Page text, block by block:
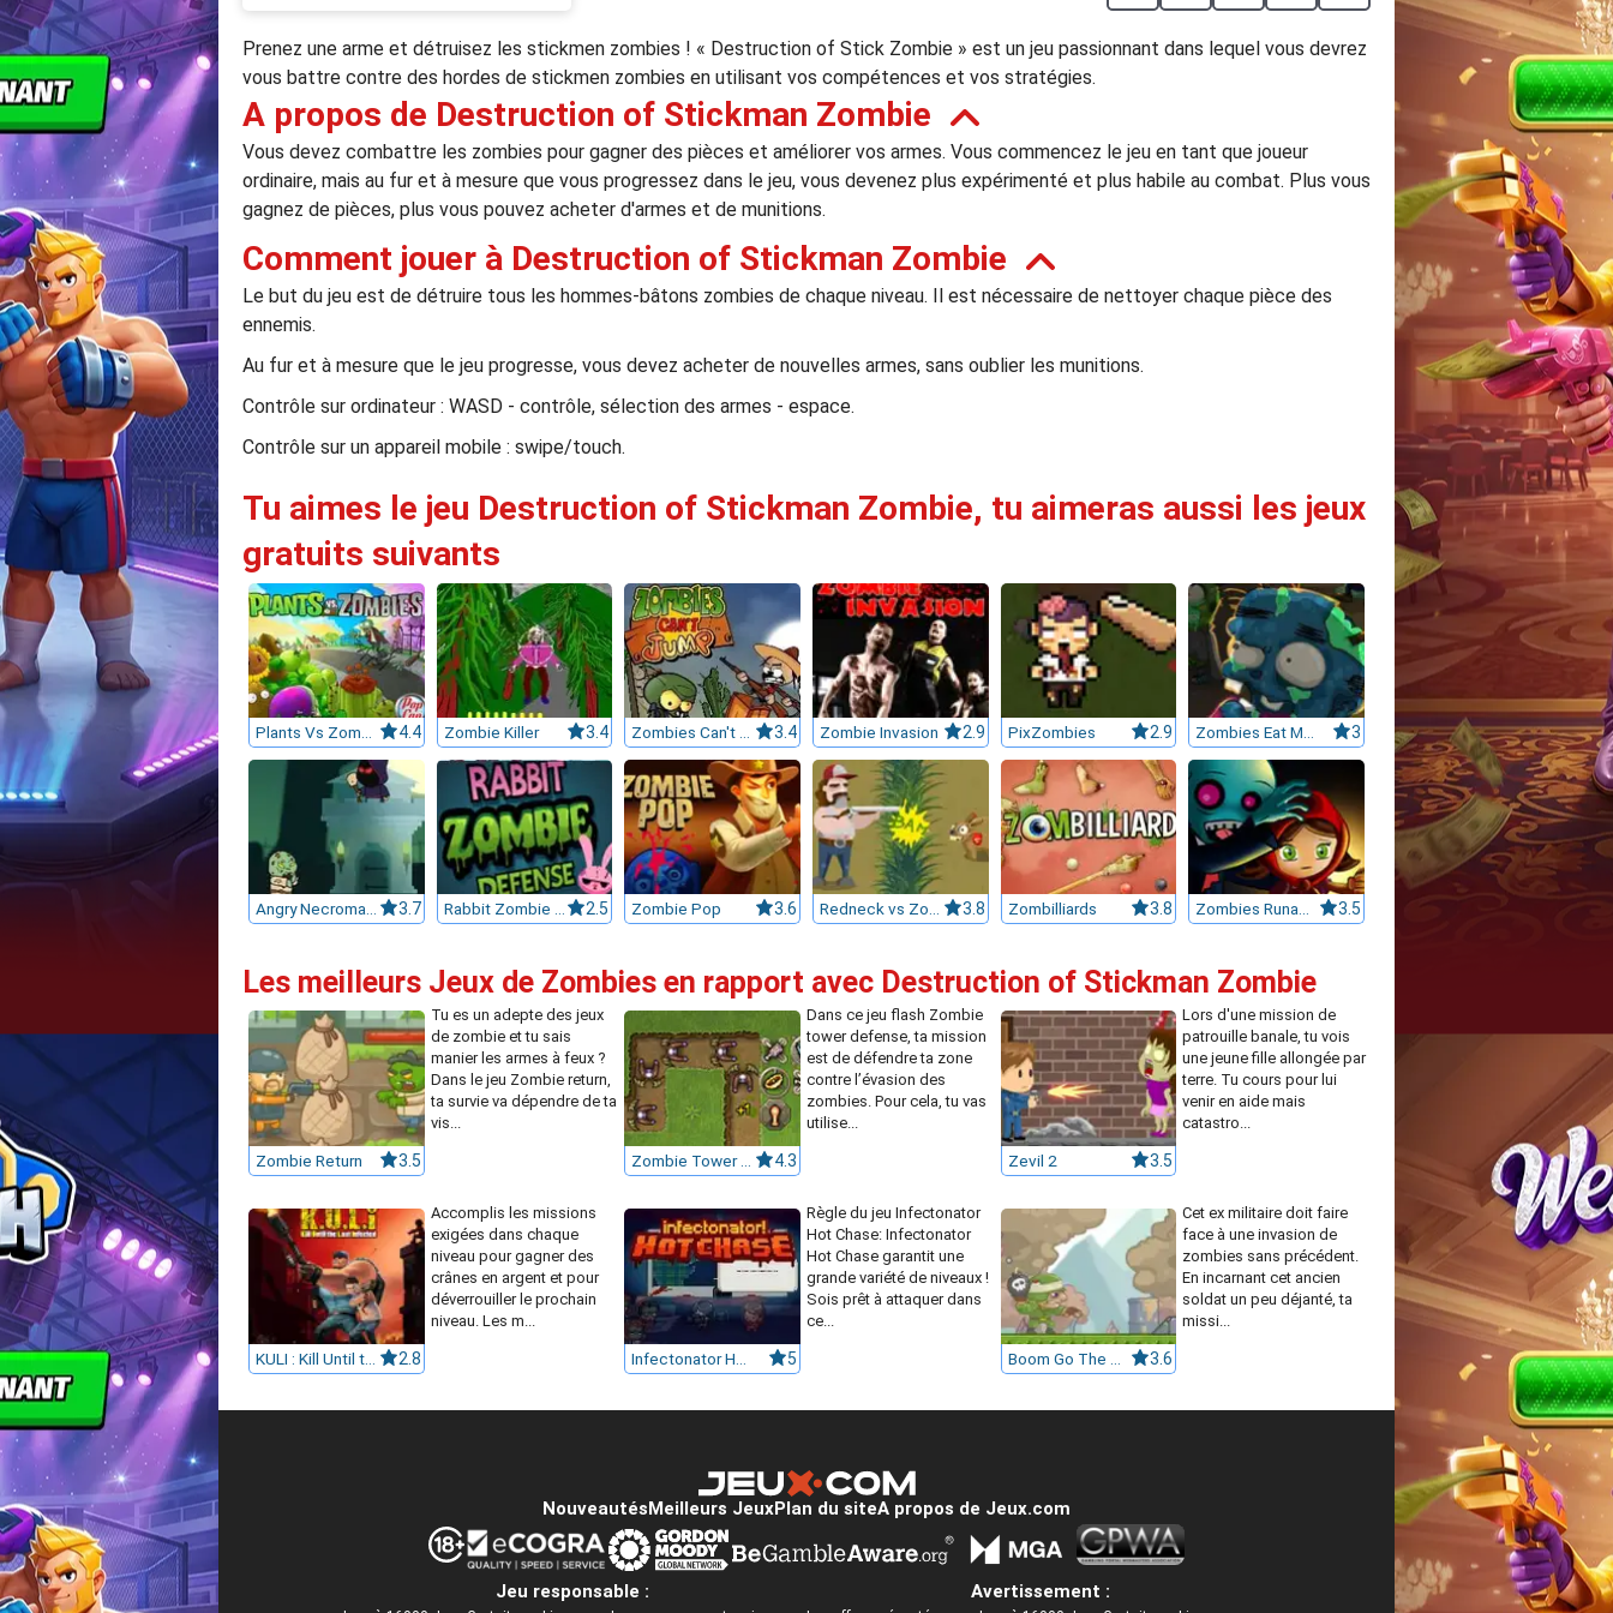
Prenez une arme et détruisez les stickmen zombies ! « Destruction of Stick Zombie » est un jeu passionnant dans lequel vous devrez
vous battre contre des hordes de stickmen zombies en utilisant vos compétences et vos stratégies.
A propos de Destruction of Stickman Zombie
Vous devez combattre les zombies pour gagner des pièces et améliorer vos armes. Vous commencez le jeu en tant que joueur
ordinaire, mais au fur et à mesure que vous progressez dans le jeu, vous devenez plus expérimenté et plus habile au combat. Plus vous
gagnez de pièces, plus vous pouvez acheter d'armes et de munitions.
Comment jouer à Destruction of Stickman Zombie
Le but du jeu est de détruire tous les hommes-bâtons zombies de chaque niveau. Il est nécessaire de nettoyer chaque pièce des
ennemis.
Au fur et à mesure que le jeu progresse, vous devez acheter de nouvelles armes, sans oublier les munitions.
Contrôle sur ordinateur : WASD - contrôle, sélection des armes - espace.
Contrôle sur un appareil mobile : swipe/touch.
Tu aimes le jeu Destruction of Stickman Zombie, tu aimeras aussi les jeux
gratuits suivants
Plants Vs Zombies 4.4 Zombie Killer 3.4 Zombies Can't Jump 3.4 Zombie Invasion 2.9 PixZombies 2.9 Zombies Eat My Stocking 3
Angry Necromancer 3.7 Rabbit Zombie Defense 2.5 Zombie Pop 3.6 Redneck vs Zombies 3.8 Zombilliards 3.8 Zombies Runaway! 3.5
Les meilleurs Jeux de Zombies en rapport avec Destruction of Stickman Zombie
Zombie Return 3.5
Tu es un adepte des jeux
de zombie et tu sais
manier les armes à feux ?
Dans le jeu Zombie return,
ta survie va dépendre de ta
vis...
4.3
Dans ce jeu flash Zombie
tower defense, ta mission
est de défendre ta zone
contre l’évasion des
zombies. Pour cela, tu vas
utilise...
Zevil 2 3.5
Lors d'une mission de
patrouille banale, tu vois
une jeune fille allongée par
terre. Tu cours pour lui
venir en aide mais
catastro...
2.8
Accomplis les missions
exigées dans chaque
niveau pour gagner des
crânes en argent et pour
déverrouiller le prochain
niveau. Les m...
5
Règle du jeu Infectonator
Hot Chase: Infectonator
Hot Chase garantit une
grande variété de niveaux !
Sois prêt à attaquer dans
ce...
3.6
Cet ex militaire doit faire
face à une invasion de
zombies sans précédent.
En incarnant cet ancien
soldat un peu déjanté, ta
missi...
Nouveautés Meilleurs JeuxPlan du siteA propos de Jeux.com
Jeu responsable : Avertissement :